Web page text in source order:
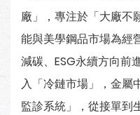
廠」，專注於「大廠不
能與美學鋼品市場為經
減碳、ESG永續方向前
入「冷鏈市場」，金屬
監診系統」，從接單到